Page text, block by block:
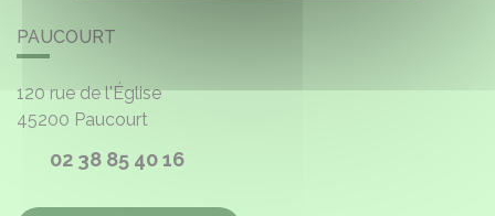
PAUCOURT
120 rue de l'Église
45200 Paucourt
02 38 85 40 16